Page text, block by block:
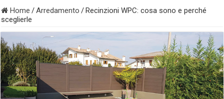
Home /Arredamento /Recinzioni WPC: cosa sono e perché
sceglierle